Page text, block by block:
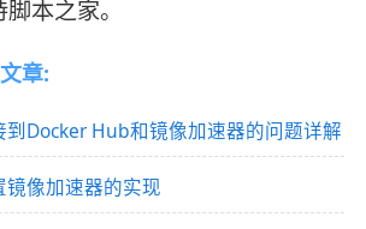
本之家。
章:
到Docker Hub和镜像加速器的问题详解
镜像加速器的实现